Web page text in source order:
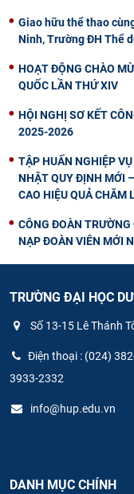
Giao hữu thể thao
Ninh, Trường ĐH Thể
HOẠT ĐỘNG CHÀO
QUỐC LẦN THỨ XIV
HỘI NGHỊ SƠ KẾT
2025-2026
TẬP HUẤN NGHIỆP
NHẬT QUY ĐỊNH MỚI
CAO HIỆU QUẢ CHĂM
CÔNG ĐOÀN TRƯỜNG
NẠP ĐOÀN VIÊN MỚI
TRƯỜNG ĐẠI HỌC
Số 13-15 Lê Thánh
Điện thoại : (024)
3933-2332
info@hup.edu.vn
DANH MỤC CHÍNH